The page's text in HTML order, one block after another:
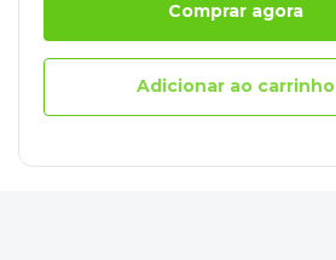
Comprar agora
Adicionar ao carrinho